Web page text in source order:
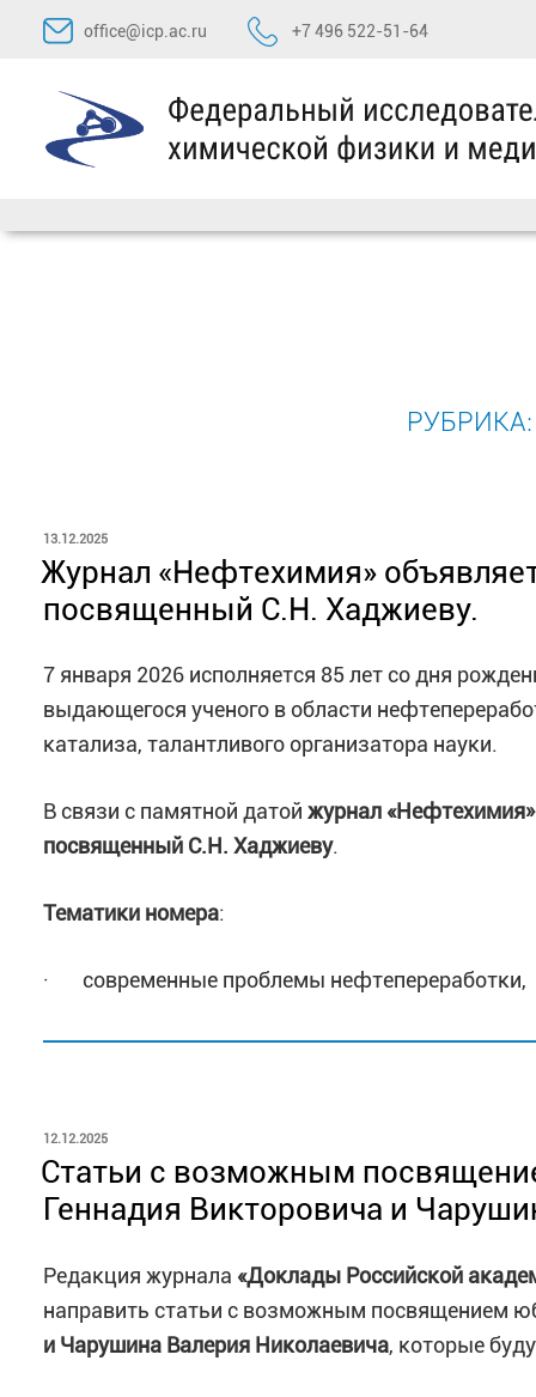
Перейти
содержимому
office@icp.ac.ru +7 496 522-51-64
ОПУБЛИКОВАНО
13.12.2025
Журнал «Нефтехимия»
посвященный С.Н. Хаджиеву.
7 января 2026 исполняется 85 лет со дня
выдающегося ученого в области
катализа, талантливого организатора науки.
В связи с памятной датой журнал
посвященный С.Н. Хаджиеву.
Тематики номера:
· современные проблемы нефтепереработки,
· нефте- и газохимия​;
· цеолитный катализ;
органических жидкостей;
· новые нефтепродукты, включая смазочные
ОПУБЛИКОВАНО
12.12.2025
Статьи с возможным
Геннадия Викторовича и
Редакция журнала «Доклады Российской
направить статьи с возможным посвящением
и Чарушина Валерия Николаевича, которые